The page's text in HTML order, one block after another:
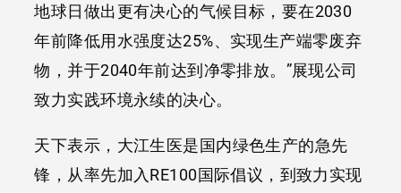
地球日做出更有决心的气候目标，要在2030
年前降低用水强度达25%、实现生产端零废弃
物，并于2040年前达到净零排放。”展现公司
致力实践环境永续的决心。
天下表示，大江生医是国内绿色生产的急先
锋，从率先加入RE100国际倡议，到致力实现